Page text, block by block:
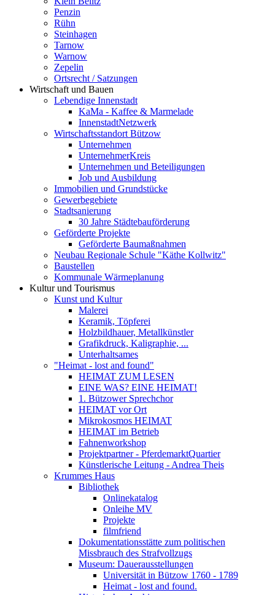
Penzin
Rühn
Steinhagen
Tarnow
Warnow
Zepelin
Ortsrecht / Satzungen
Wirtschaft und Bauen
Lebendige Innenstadt
KaMa - Kaffee & Marmelade
InnenstadtNetzwerk
Wirtschaftsstandort Bützow
Unternehmen
UnternehmerKreis
Unternehmen und Beteiligungen
Job und Ausbildung
Immobilien und Grundstücke
Gewerbegebiete
Stadtsanierung
30 Jahre Städtebauförderung
Geförderte Projekte
Geförderte Baumaßnahmen
Neubau Regionale Schule "Käthe Kollwitz"
Baustellen
Kommunale Wärmeplanung
Kultur und Tourismus
Kunst und Kultur
Malerei
Keramik, Töpferei
Holzbildhauer, Metallkünstler
Grafikdruck, Kaligraphie, ...
Unterhaltsames
"Heimat - lost and found"
HEIMAT ZUM LESEN
EINE WAS? EINE HEIMAT!
1. Bützower Sprechchor
HEIMAT vor Ort
Mikrokosmos HEIMAT
HEIMAT im Betrieb
Fahnenworkshop
Projektpartner - PferdemarktQuartier
Künstlerische Leitung - Andrea Theis
Krummes Haus
Bibliothek
Onlinekatalog
Onleihe MV
Projekte
filmfriend
Dokumentationsstätte zum politischen
Missbrauch des Strafvollzugs
Museum: Dauerausstellungen
Universität in Bützow 1760 - 1789
Heimat - lost and found.